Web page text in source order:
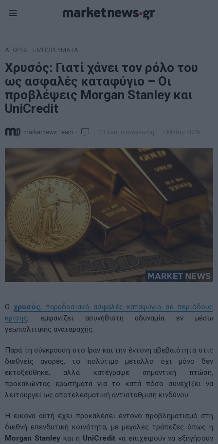
ΑΓΟΡΕΣ ΕΜΠΟΡΕΥΜΑΤΑ
Χρυσός: Γιατί χάνει τον ρόλο του
ως ασφαλές καταφύγιο – Οι
προβλέψεις Morgan Stanley και
UniCredit
marketnews Team 13 λεπτά ανάγνωση 7 Μαΐου 2026
Ο χρυσός, παραδοσιακό ασφαλές καταφύγιο σε περιόδους
κρίσης, εμφανίζει ασυνήθιστη αδυναμία εν μέσω
γεωπολιτικής αναταραχής.
Παρά τη σύγκρουση στο Ιράν και την έντονη αβεβαιότητα στις
διεθνείς αγορές, το πολύτιμο μέταλλο όχι μόνο δεν
εκτοξεύθηκε, αλλά κατέγραψε σημαντική πτώση,
προκαλώντας ερωτήματα για το κατά πόσο συνεχίζει να
λειτουργεί ως αποτελεσματική αντιστάθμιση κινδύνου.
Η εικόνα αυτή έχει προκαλέσει έντονο προβληματισμό στη
διεθνή επενδυτική κοινότητα, με μεγάλες τράπεζες όπως η
Morgan Stanleyκαι η UniCredit να επιχειρούν να εξηγήσουν